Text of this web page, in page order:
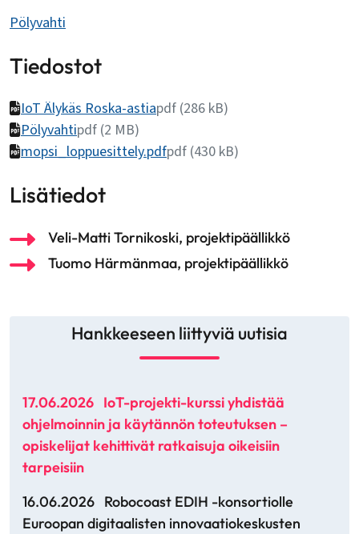
Pölyvahti
Tiedostot
IoT Älykäs Roska-astiapdf (286 kB)
Pölyvahtipdf (2 MB)
mopsi_loppuesittely.pdfpdf (430 kB)
Lisätiedot
Veli-Matti Tornikoski, projektipäällikkö
Tuomo Härmänmaa, projektipäällikkö
Hankkeeseen liittyviä uutisia
17.06.2026 IoT-projekti-kurssi yhdistää
ohjelmoinnin ja käytännön toteutuksen –
opiskelijat kehittivät ratkaisuja oikeisiin
tarpeisiin
16.06.2026 Robocoast EDIH -konsortiolle
Euroopan digitaalisten innovaatiokeskusten